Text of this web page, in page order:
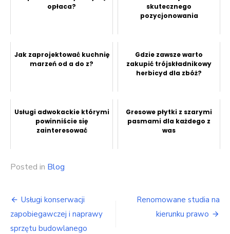
opłaca?
skutecznego
pozycjonowania
Jak zaprojektować kuchnię
marzeń od a do z?
Gdzie zawsze warto
zakupić trójskładnikowy
herbicyd dla zbóż?
Usługi adwokackie którymi
powinniście się
zainteresować
Gresowe płytki z szarymi
pasmami dla każdego z
was
Posted in Blog
Nawigacja
wpisu
Usługi konserwacji
zapobiegawczej i naprawy
sprzętu budowlanego
Renomowane studia na
kierunku prawo